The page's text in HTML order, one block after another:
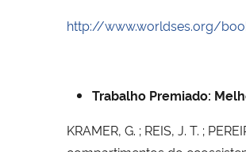
http://www.worldses.org/
Trabalho Premiado:
KRAMER, G. ; REIS, J. T. ;